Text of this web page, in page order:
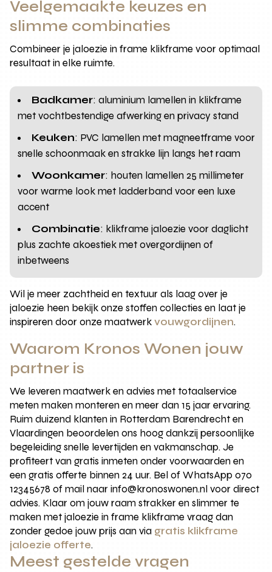
Veelgemaakte keuzes en
slimme combinaties
Combineer je jaloezie in frame klikframe voor optimaal
resultaat in elke ruimte.
Badkamer: aluminium lamellen in klikframe
met vochtbestendige afwerking en privacy stand
Keuken: PVC lamellen met magneetframe voor
snelle schoonmaak en strakke lijn langs het raam
Woonkamer: houten lamellen 25 millimeter
voor warme look met ladderband voor een luxe
accent
Combinatie: klikframe jaloezie voor daglicht
plus zachte akoestiek met overgordijnen of
inbetweens
Wil je meer zachtheid en textuur als laag over je
jaloezie heen bekijk onze stoffen collecties en laat je
inspireren door onze maatwerkvouwgordijnen.
Waarom Kronos Wonen jouw
partner is
We leveren maatwerk en advies met totaalservice
meten maken monteren en meer dan 15 jaar ervaring.
Ruim duizend klanten in Rotterdam Barendrecht en
Vlaardingen beoordelen ons hoog dankzij persoonlijke
begeleiding snelle levertijden en vakmanschap. Je
profiteert van gratis inmeten onder voorwaarden en
een gratis offerte binnen 24 uur. Bel of WhatsApp 070
12345678 of mail naar info@kronoswonen.nl voor direct
advies. Klaar om jouw raam strakker en slimmer te
maken met jaloezie in frame klikframe vraag dan
zonder gedoe jouw prijs aan via gratis klikframe
jaloezie offerte.
Meest gestelde vragen